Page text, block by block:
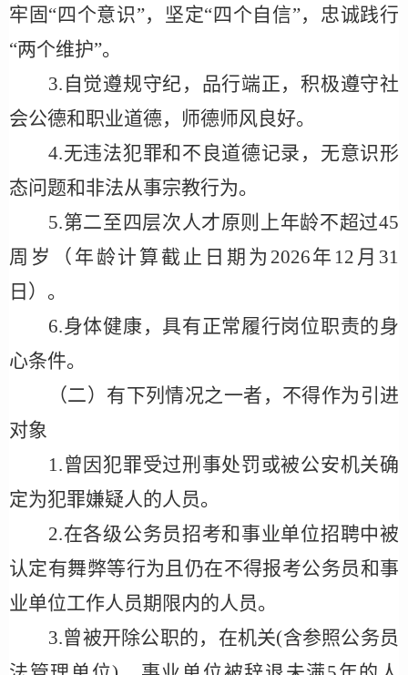
牢固“四个意识”，坚定“四个自信”，忠诚践行
“两个维护”。
3.自觉遵规守纪 ， 品行端正，积极遵守社
会公德和职业道德，师德师风良好。
4.无违法犯罪和不良道德记录，无意识形
态问题和非法从事宗教行为。
5.第二至四层次人才原则上年龄不超过45
周岁（年龄计算截止日期为2026年 12月31
日）。
6.身体健康，具有正常履行岗位职责的身
心条件。
（二）有下列情况之一者，不得作为引进
对象
1.曾因犯罪受过刑事处罚或被公安机关确
定为犯罪嫌疑人的人员。
2.在各级公务员招考和事业单位招聘中被
认定有舞弊等行为且仍在不得报考公务员和事
业单位工作人员期限内的人员。
3.曾被开除公职的，在机关(含参照公务员